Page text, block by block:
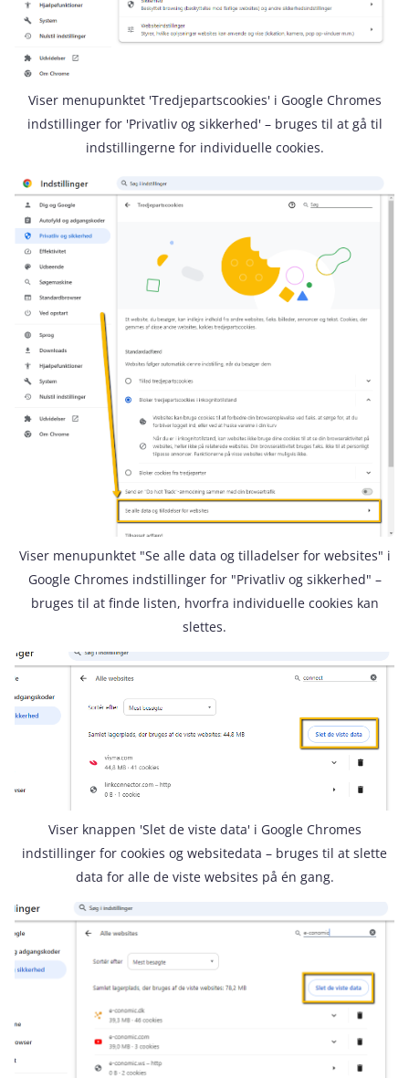
Viser menupunktet 'Tredjepartscookies' i Google Chromes
indstillinger for 'Privatliv og sikkerhed' – bruges til at gå til
indstillingerne for individuelle cookies.
Viser menupunktet "Se alle data og tilladelser for websites" i
Google Chromes indstillinger for "Privatliv og sikkerhed" –
bruges til at finde listen, hvorfra individuelle cookies kan
slettes.
Viser knappen 'Slet de viste data' i Google Chromes
indstillinger for cookies og websitedata – bruges til at slette
data for alle de viste websites på én gang.